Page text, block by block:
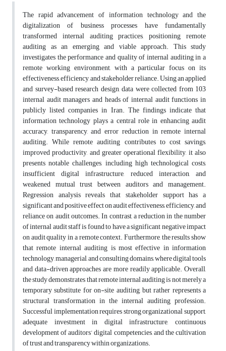
The rapid advancement of information technology and the
digitalization of business processes have fundamentally
transformed internal auditing practices, positioning remote
auditing as an emerging and viable approach. This study
investigates the performance and quality of internal auditing in a
remote working environment, with a particular focus on its
effectiveness, efficiency, and stakeholder reliance. Using an applied
and survey-based research design, data were collected from 103
internal audit managers and heads of internal audit functions in
publicly listed companies in Iran. The findings indicate that
information technology plays a central role in enhancing audit
accuracy, transparency, and error reduction in remote internal
auditing. While remote auditing contributes to cost savings,
improved productivity, and greater operational flexibility, it also
presents notable challenges, including high technological costs,
insufficient digital infrastructure, reduced interaction, and
weakened mutual trust between auditors and management.
Regression analysis reveals that stakeholder support has a
significant and positive effect on audit effectiveness, efficiency, and
reliance on audit outcomes. In contrast, a reduction in the number
of internal audit staff is found to have a significant negative impact
on audit quality in a remote context. Furthermore, the results show
that remote internal auditing is most effective in information
technology, managerial, and consulting domains, where digital tools
and data-driven approaches are more readily applicable. Overall,
the study demonstrates that remote internal auditing is not merely a
temporary substitute for on-site auditing, but rather represents a
structural transformation in the internal auditing profession.
Successful implementation requires strong organizational support,
adequate investment in digital infrastructure, continuous
development of auditors’ digital competencies, and the cultivation
of trust and transparency within organizations.